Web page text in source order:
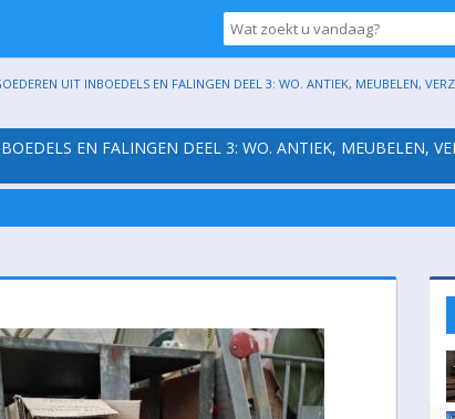
UIT INBOEDELS EN FALINGEN DEEL 3: WO. ANTIEK, MEUBELEN,
EN FALINGEN DEEL 3: WO. ANTIEK, MEUBELEN,